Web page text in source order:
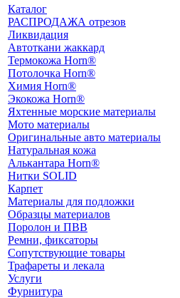
Каталог
РАСПРОДАЖА отрезов
Ликвидация
Автоткани жаккард
Термокожа Horn®
Потолочка Horn®
Химия Horn®
Экокожа Horn®
Яхтенные морские материалы
Мото материалы
Оригинальные авто материалы
Натуральная кожа
Алькантара Horn®
Нитки SOLID
Карпет
Материалы для подложки
Образцы материалов
Поролон и ПВВ
Ремни, фиксаторы
Сопутствующие товары
Трафареты и лекала
Услуги
Фурнитура